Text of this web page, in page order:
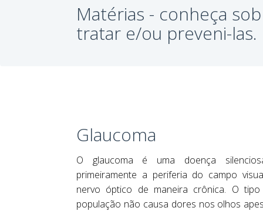
Matérias - conheça
tratar e/ou preveni-las.
Glaucoma
O glaucoma é uma doença
primeiramente a periferia do campo
nervo óptico de maneira crônica. O
população não causa dores nos olhos